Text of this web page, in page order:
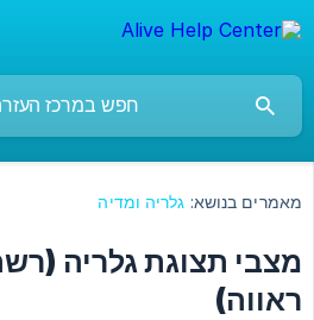
מאמרים בנושא: גלריה ומדיה
מצבי תצוגת גלריה
ראווה)